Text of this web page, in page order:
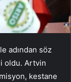
adından söz
oldu. Artvin
kestane